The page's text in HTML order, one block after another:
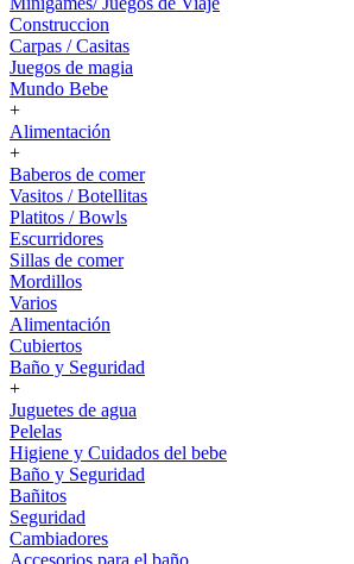
Construccion
Carpas / Casitas
Juegos de magia
Mundo Bebe
+
Alimentación
+
Baberos de comer
Vasitos / Botellitas
Platitos / Bowls
Escurridores
Sillas de comer
Mordillos
Varios
Alimentación
Cubiertos
Baño y Seguridad
+
Juguetes de agua
Pelelas
Higiene y Cuidados del bebe
Baño y Seguridad
Bañitos
Seguridad
Cambiadores
Accesorios para el baño